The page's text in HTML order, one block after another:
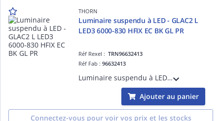
THORN
Luminaire suspendu à LED - GLAC2 L
LED3 6000-830 HFIX EC BK GL PR
Réf Rexel :TRN96632413
Réf Fab :96632413
Luminaire suspendu à LED - GLAC2 L LED3 6000-830 HFIX EC BK GL PR - Câble pour raccordement de luminaires ¿ 2.5 m ¿ 45W ¿ 3000K ¿ IP20 ¿ version DALI
Ajouter au panier
Connectez-vous pour voir vos prix et les stocks